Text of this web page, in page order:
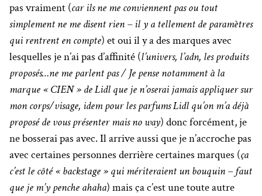
pas vraiment (car ils ne me conviennent pas ou tout
simplement ne me disent rien – il y a tellement de paramètres
qui rentrent en compte) et oui il y a des marques avec
lesquelles je n’ai pas d’affinité (l’univers, l’adn, les produits
proposés…ne me parlent pas / Je pense notamment à la
marque « CIEN » de Lidl que je n’oserai jamais appliquer sur
mon corps/visage, idem pour les parfums Lidl qu’on m’a déjà
proposé de vous présenter mais no way) donc forcément, je
ne bosserai pas avec. Il arrive aussi que je n’accroche pas
avec certaines personnes derrière certaines marques (ça
c’est le côté « backstage » qui mériteraient un bouquin – faut
que je m’y penche ahaha) mais ça c’est une toute autre